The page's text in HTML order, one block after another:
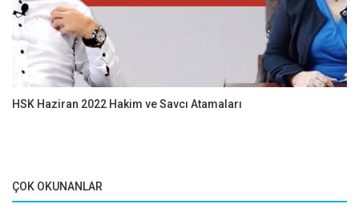
HSK Haziran 2022 Hakim ve Savcı Atamaları
ÇOK OKUNANLAR